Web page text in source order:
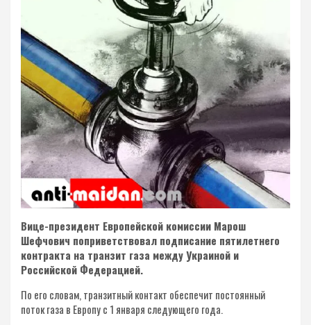
Вице-президент Европейской комиссии Марош
Шефчович поприветствовал подписание пятилетнего
контракта на транзит газа между Украиной и
Российской Федерацией.
По его словам, транзитный контакт обеспечит постоянный
поток газа в Европу с 1 января следующего года.